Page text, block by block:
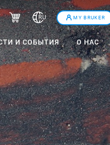
RU MY BRUKER
И СОБЫТИЯ О НАС